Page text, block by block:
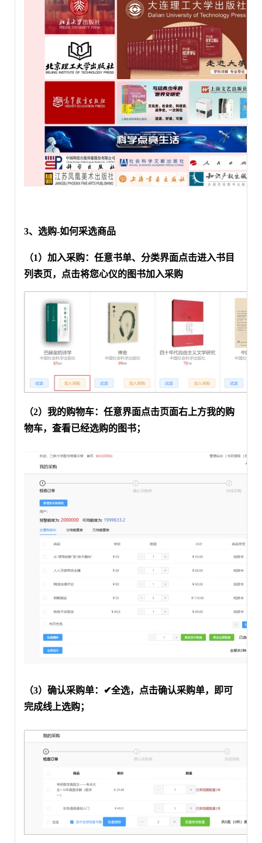
3、选购-如何采选商品
（1）加入采购：任意书单、分类界面点击进入书目
列表页，点击将您心仪的图书加入采购
（2）我的购物车：任意界面点击页面右上方我的购
物车，查看已经选购的图书；
（3）确认采购单：✔全选，点击确认采购单，即可
完成线上选购；